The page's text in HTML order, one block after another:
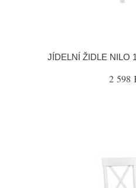
JÍDELNÍ ŽIDLE NILO
2 598